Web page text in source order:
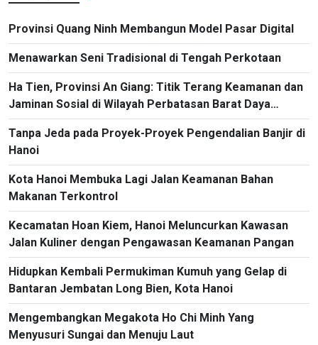
Provinsi Quang Ninh Membangun Model Pasar Digital
Menawarkan Seni Tradisional di Tengah Perkotaan
Ha Tien, Provinsi An Giang: Titik Terang Keamanan dan
Jaminan Sosial di Wilayah Perbatasan Barat Daya
Vietnam
Tanpa Jeda pada Proyek-Proyek Pengendalian Banjir di
Hanoi
Kota Hanoi Membuka Lagi Jalan Keamanan Bahan
Makanan Terkontrol
Kecamatan Hoan Kiem, Hanoi Meluncurkan Kawasan
Jalan Kuliner dengan Pengawasan Keamanan Pangan
Hidupkan Kembali Permukiman Kumuh yang Gelap di
Bantaran Jembatan Long Bien, Kota Hanoi
Mengembangkan Megakota Ho Chi Minh Yang
Menyusuri Sungai dan Menuju Laut